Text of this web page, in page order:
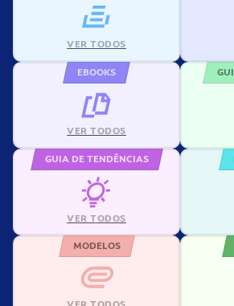
VER TODOS
EBOOKS
VER TODOS
GUIA DE TENDÊNCIAS
VER TODOS
MODELOS